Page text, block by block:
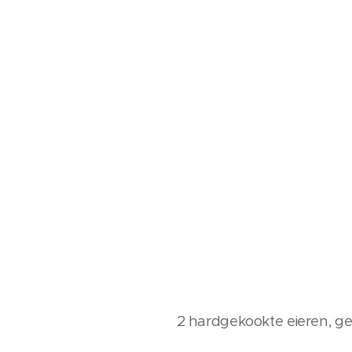
2 hardgekookte eieren,